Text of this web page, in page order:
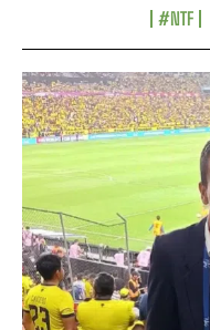
#NTF